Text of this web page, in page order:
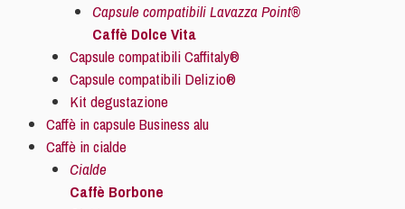
Capsule compatibili Lavazza Point®
Caffè Dolce Vita
Capsule compatibili Caffitaly®
Capsule compatibili Delizio®
Kit degustazione
Caffè in capsule Business alu
Caffè in cialde
Cialde
Caffè Borbone